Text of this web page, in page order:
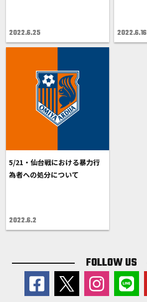
2022.6.25 2022.6.16
5/21・仙台戦における暴力行
為者への処分について
2022.6.2
FOLLOW US